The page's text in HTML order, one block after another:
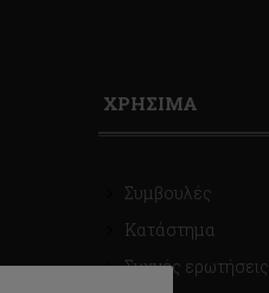
ΧΡΗΣΙΜΑ
Συμβουλές
Κατάστημα
Συχνές ερωτήσεις